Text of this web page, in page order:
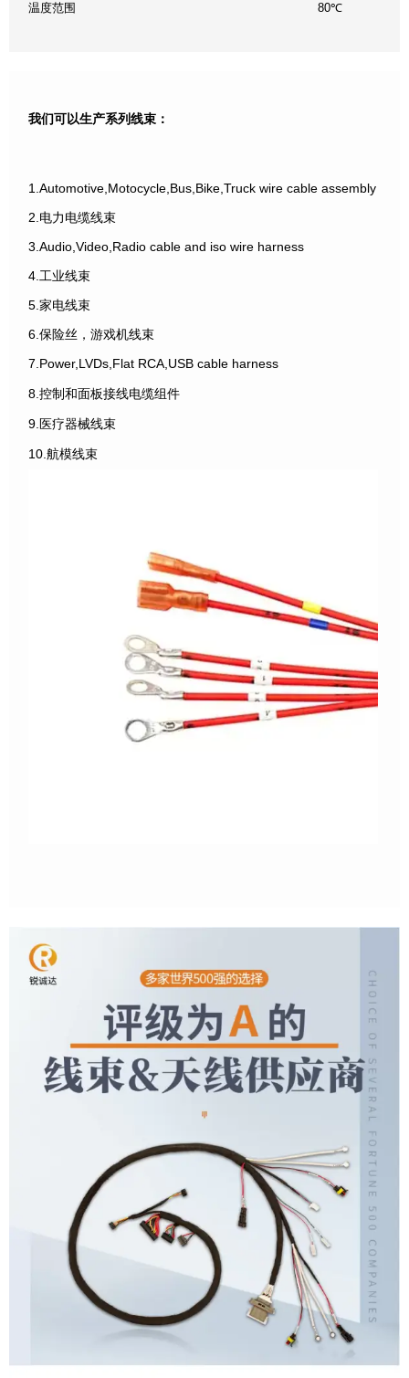
温度范围
80℃
我们可以生产系列线束：
1.Automotive,Motocycle,Bus,Bike,Truck wire cable assembly
2.电力电缆线束
3.Audio,Video,Radio cable and iso wire harness
4.工业线束
5.家电线束
6.保险丝，游戏机线束
7.Power,LVDs,Flat RCA,USB cable harness
8.控制和面板接线电缆组件
9.医疗器械线束
10.航模线束